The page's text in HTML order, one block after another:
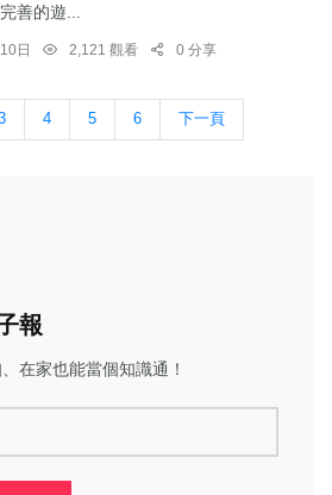
善的遊...
日 2,121 觀看 0 分享
4 5 6 下一頁
報
在家也能當個知識通！